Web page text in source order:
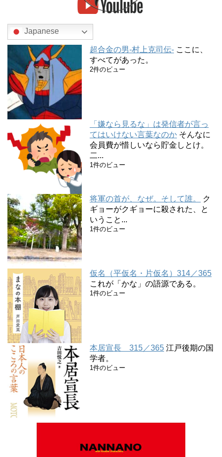
Japanese
超合金の男-村上克司伝- ここに、
すべてがあった。
2件のビュー
「嫌なら見るな」は発信者が言っ
てはいけない言葉なのか そんなに
会員費が惜しいなら貯金しとけ。
二...
1件のビュー
将軍の首が、なぜ。そして誰。
ク
ギョーがクギョーに殺された、と
いうこと...
1件のビュー
仮名（平仮名・片仮名）314／365
これが「かな」の語源である。
1件のビュー
本居宣長 315／365 江戸後期の国
学者。
1件のビュー